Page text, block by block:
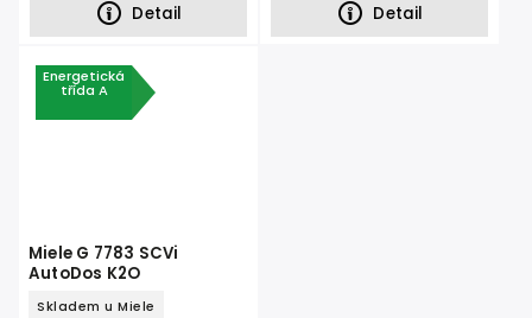
Detail Detail
Energetická
třída A
Miele G 7783 SCVi
AutoDos K2O
Skladem u Miele